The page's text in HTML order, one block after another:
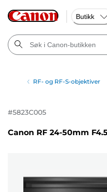
Butikk
RF- og RF-S-objektiver
#5823C005
Canon RF 24-50mm